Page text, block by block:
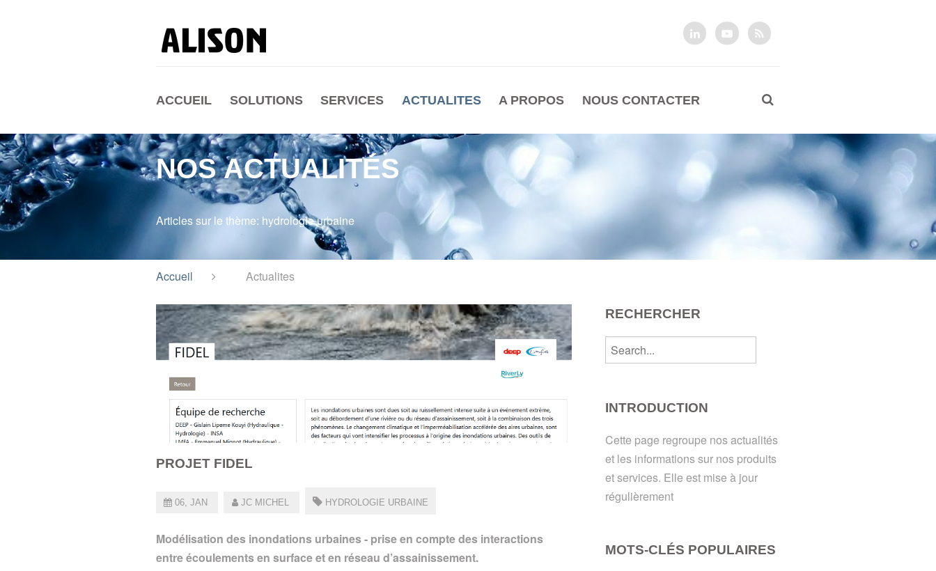
ACCUEIL SOLUTIONS SERVICES ACTUALITES A PROPOS NOUS CONTACTER
NOS ACTUALITÉS
Articles sur le thème: hydrologie urbaine
Accueil Actualites
PROJET FIDEL
06, JAN JC MICHEL HYDROLOGIE URBAINE
Modélisation des inondations urbaines - prise en compte des interactions
entre écoulements en surface et en réseau d’assainissement.
RECHERCHER
INTRODUCTION
Cette page regroupe nos actualités
et les informations sur nos produits
et services. Elle est mise à jour
régulièrement
MOTS-CLÉS POPULAIRES